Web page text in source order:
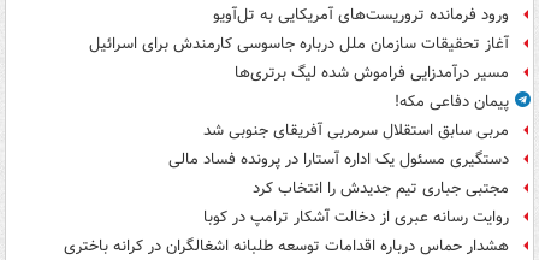
ورود فرمانده تروریست‌های آمریکایی به تل‌آویو
آغاز تحقیقات سازمان ملل درباره جاسوسی کارمندش برای اسرائیل
مسیر درآمدزایی فراموش شده لیگ برتری‌ها
پیمان دفاعی مکه!
مربی سابق استقلال سرمربی آفریقای جنوبی شد
دستگیری مسئول یک اداره آستارا در پرونده فساد مالی
مجتبی جباری تیم جدیدش را انتخاب کرد
روایت رسانه عبری از دخالت آشکار ترامپ در کوبا
هشدار حماس درباره اقدامات توسعه طلبانه اشغالگران در کرانه باختری